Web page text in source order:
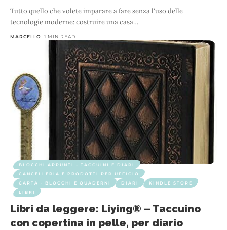
Tutto quello che volete imparare a fare senza l'uso delle
tecnologie moderne: costruire una casa…
MARCELLO 1 MIN READ
BLOCCHI APPUNTI - TACCUINI E DIARI
CANCELLERIA E PRODOTTI PER UFFICIO
CARTA - BLOCCHI E QUADERNI
DIARI
KINDLE STORE
LIBRI
Libri da leggere: Liying® – Taccuino
con copertina in pelle, per diario